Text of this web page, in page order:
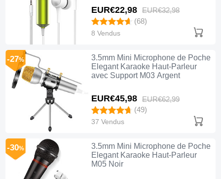
EUR€22,98 EUR€32,98
(68)
8 Vendus
3.5mm Mini Microphone de Poche
Elegant Karaoke Haut-Parleur
avec Support M03 Argent
EUR€45,98 EUR€62,99
-27%
(49)
37 Vendus
3.5mm Mini Microphone de Poche
Elegant Karaoke Haut-Parleur
M05 Noir
-30%